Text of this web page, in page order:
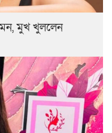
মুখ খুললেন